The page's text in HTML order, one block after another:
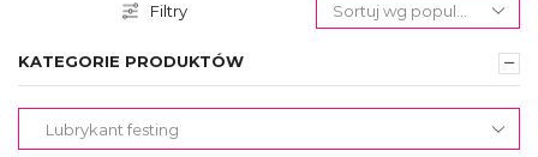
Filtry
KATEGORIE PRODUKTÓW